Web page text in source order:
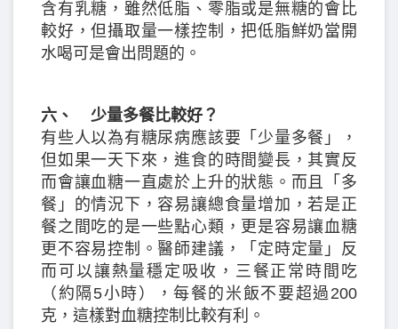
含有乳糖，雖然低脂、零脂或是無糖的會比
較好，但攝取量一樣控制，把低脂鮮奶當開
水喝可是會出問題的。
六、 少量多餐比較好？
有些人以為有糖尿病應該要「少量多餐」，
但如果一天下來，進食的時間變長，其實反
而會讓血糖一直處於上升的狀態。而且「多
餐」的情況下，容易讓總食量增加，若是正
餐之間吃的是一些點心類，更是容易讓血糖
更不容易控制。醫師建議，「定時定量」反
而可以讓熱量穩定吸收，三餐正常時間吃
（約隔5小時），每餐的米飯不要超過200
克，這樣對血糖控制比較有利。